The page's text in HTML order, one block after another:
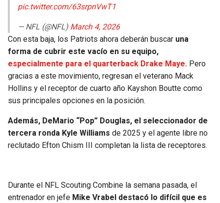
pic.twitter.com/63srpnVwT1
— NFL (@NFL) March 4, 2026
Con esta baja, los Patriots ahora deberán buscar una
forma de cubrir este vacío en su equipo,
especialmente para el quarterback Drake Maye. Pero
gracias a este movimiento, regresan el veterano Mack
Hollins y el receptor de cuarto año Kayshon Boutte como
sus principales opciones en la posición.
Además, DeMario “Pop” Douglas, el seleccionador de
tercera ronda Kyle Williams de 2025 y el agente libre no
reclutado Efton Chism III completan la lista de receptores.
Durante el NFL Scouting Combine la semana pasada, el
entrenador en jefe Mike Vrabel destacó lo difícil que es